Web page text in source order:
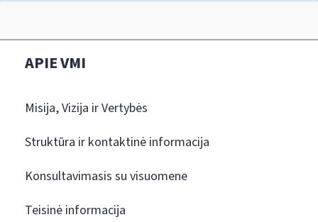
APIE VMI
Misija, Vizija ir Vertybės
Struktūra ir kontaktinė informacija
Konsultavimasis su visuomene
Teisinė informacija